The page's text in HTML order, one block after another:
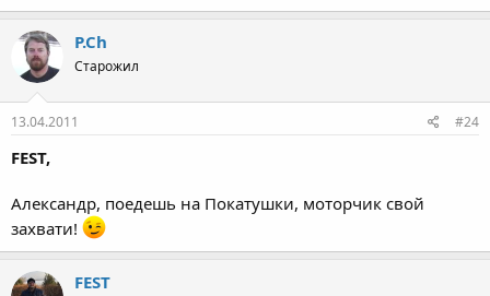
P.Ch
Старожил
13.04.2011 #24
FEST,
Александр, поедешь на Покатушки, моторчик свой
захвати!
FEST